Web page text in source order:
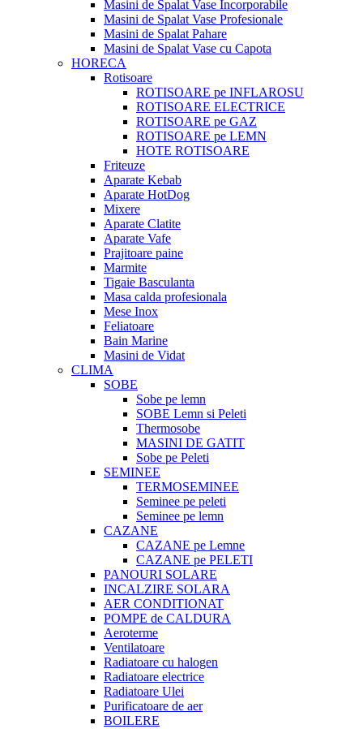
Masini de Spalat Vase Incorporabile
Masini de Spalat Vase Profesionale
Masini de Spalat Pahare
Masini de Spalat Vase cu Capota
HORECA
Rotisoare
ROTISOARE pe INFLAROSU
ROTISOARE ELECTRICE
ROTISOARE pe GAZ
ROTISOARE pe LEMN
HOTE ROTISOARE
Friteuze
Aparate Kebab
Aparate HotDog
Mixere
Aparate Clatite
Aparate Vafe
Prajitoare paine
Marmite
Tigaie Basculanta
Masa calda profesionala
Mese Inox
Feliatoare
Bain Marine
Masini de Vidat
CLIMA
SOBE
Sobe pe lemn
SOBE Lemn si Peleti
Thermosobe
MASINI DE GATIT
Sobe pe Peleti
SEMINEE
TERMOSEMINEE
Seminee pe peleti
Seminee pe lemn
CAZANE
CAZANE pe Lemne
CAZANE pe PELETI
PANOURI SOLARE
INCALZIRE SOLARA
AER CONDITIONAT
POMPE de CALDURA
Aeroterme
Ventilatoare
Radiatoare cu halogen
Radiatoare electrice
Radiatoare Ulei
Purificatoare de aer
BOILERE